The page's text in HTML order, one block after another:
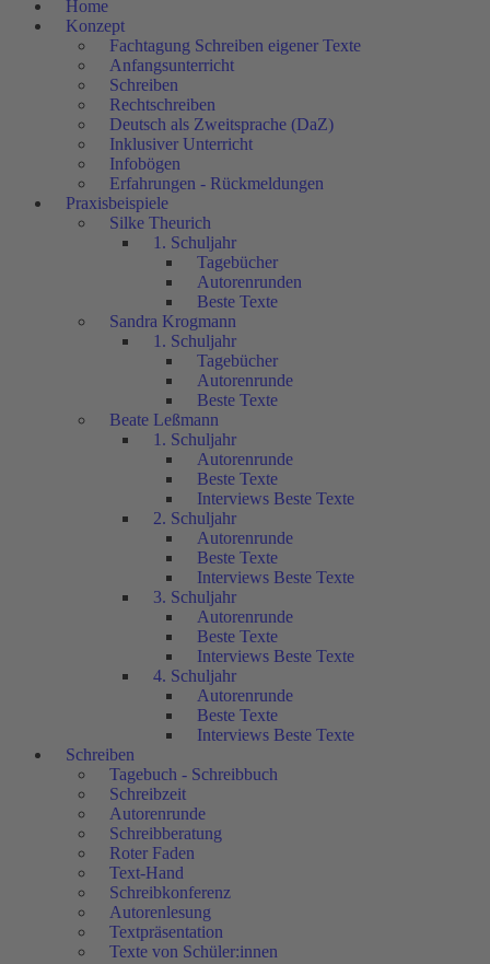
Home
Konzept
Fachtagung Schreiben eigener Texte
Anfangsunterricht
Schreiben
Rechtschreiben
Deutsch als Zweitsprache (DaZ)
Inklusiver Unterricht
Infobögen
Erfahrungen - Rückmeldungen
Praxisbeispiele
Silke Theurich
1. Schuljahr
Tagebücher
Autorenrunden
Beste Texte
Sandra Krogmann
1. Schuljahr
Tagebücher
Autorenrunde
Beste Texte
Beate Leßmann
1. Schuljahr
Autorenrunde
Beste Texte
Interviews Beste Texte
2. Schuljahr
Autorenrunde
Beste Texte
Interviews Beste Texte
3. Schuljahr
Autorenrunde
Beste Texte
Interviews Beste Texte
4. Schuljahr
Autorenrunde
Beste Texte
Interviews Beste Texte
Schreiben
Tagebuch - Schreibbuch
Schreibzeit
Autorenrunde
Schreibberatung
Roter Faden
Text-Hand
Schreibkonferenz
Autorenlesung
Textpräsentation
Texte von Schüler:innen